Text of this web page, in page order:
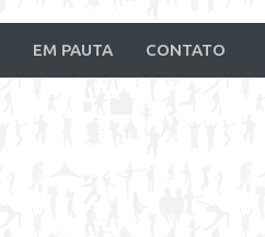
EM PAUTA CONTATO